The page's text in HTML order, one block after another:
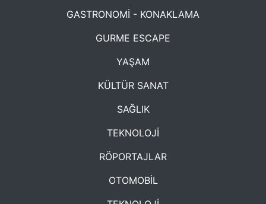
GASTRONOMİ - KONAKLAMA
GURME ESCAPE
YAŞAM
KÜLTÜR SANAT
SAĞLIK
TEKNOLOJİ
RÖPORTAJLAR
OTOMOBİL